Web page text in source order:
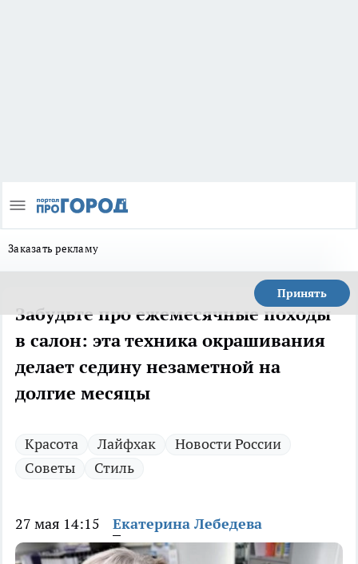
Заказать рекламу
Принять
Забудьте про ежемесячные походы
в салон: эта техника окрашивания
делает седину незаметной на
долгие месяцы
Красота Лайфхак
Новости России
Советы
Стиль
27 мая 14:15 Екатерина Лебедева